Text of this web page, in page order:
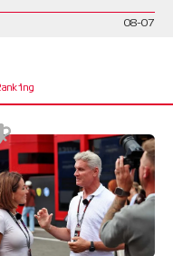
08-07